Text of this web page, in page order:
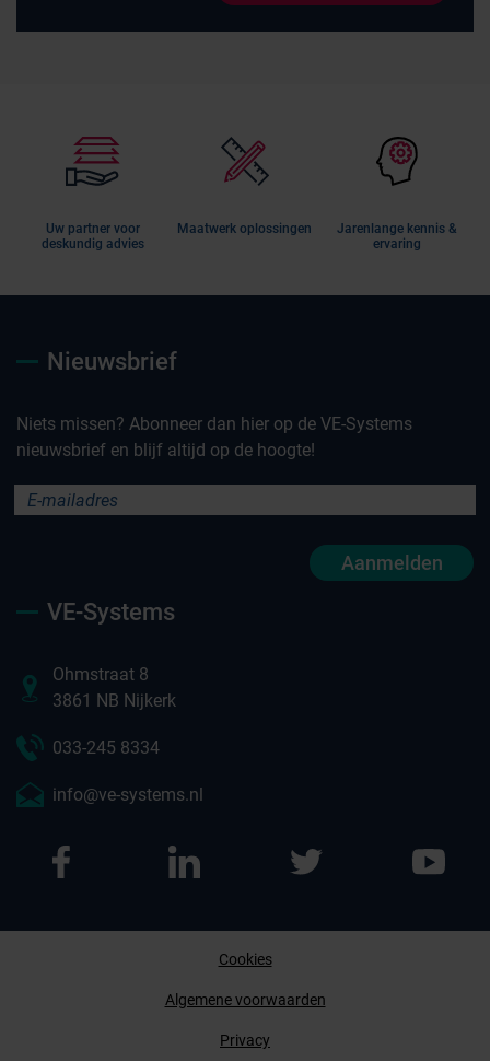
Uw partner voor
deskundig advies
Maatwerk oplossingen
Jarenlange kennis &
ervaring
Nieuwsbrief
Niets missen? Abonneer dan hier op de VE-Systems
nieuwsbrief en blijf altijd op de hoogte!
Aanmelden
VE-Systems
Ohmstraat 8
3861 NB Nijkerk
033-245 8334
info@ve-systems.nl
Cookies
Algemene voorwaarden
Privacy
Afspraak maken